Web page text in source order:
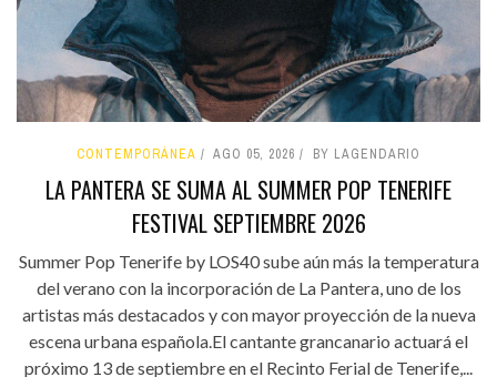
CONTEMPORÁNEA AGO 05, 2026 BY LAGENDARIO
LA PANTERA SE SUMA AL SUMMER POP TENERIFE
FESTIVAL SEPTIEMBRE 2026
Summer Pop Tenerife by LOS40 sube aún más la temperatura
del verano con la incorporación de La Pantera, uno de los
artistas más destacados y con mayor proyección de la nueva
escena urbana española.El cantante grancanario actuará el
próximo 13 de septiembre en el Recinto Ferial de Tenerife,...